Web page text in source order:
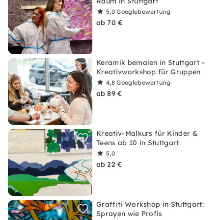
5,0Googlebewertung
ab 70 €
Keramik bemalen in Stuttgart –
Kreativworkshop für Gruppen
4,8Googlebewertung
ab 89 €
Kreativ-Malkurs für Kinder &
Teens ab 10 in Stuttgart
5,0
ab 22 €
Graffiti Workshop in Stuttgart:
Sprayen wie Profis